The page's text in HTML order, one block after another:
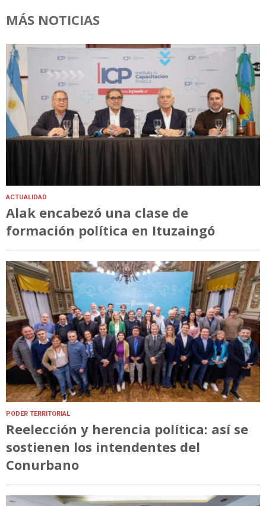
MÁS NOTICIAS
ACTUALIDAD
Alak encabezó una clase de
formación política en Ituzaingó
PODER TERRITORIAL
Reelección y herencia política: así se
sostienen los intendentes del
Conurbano